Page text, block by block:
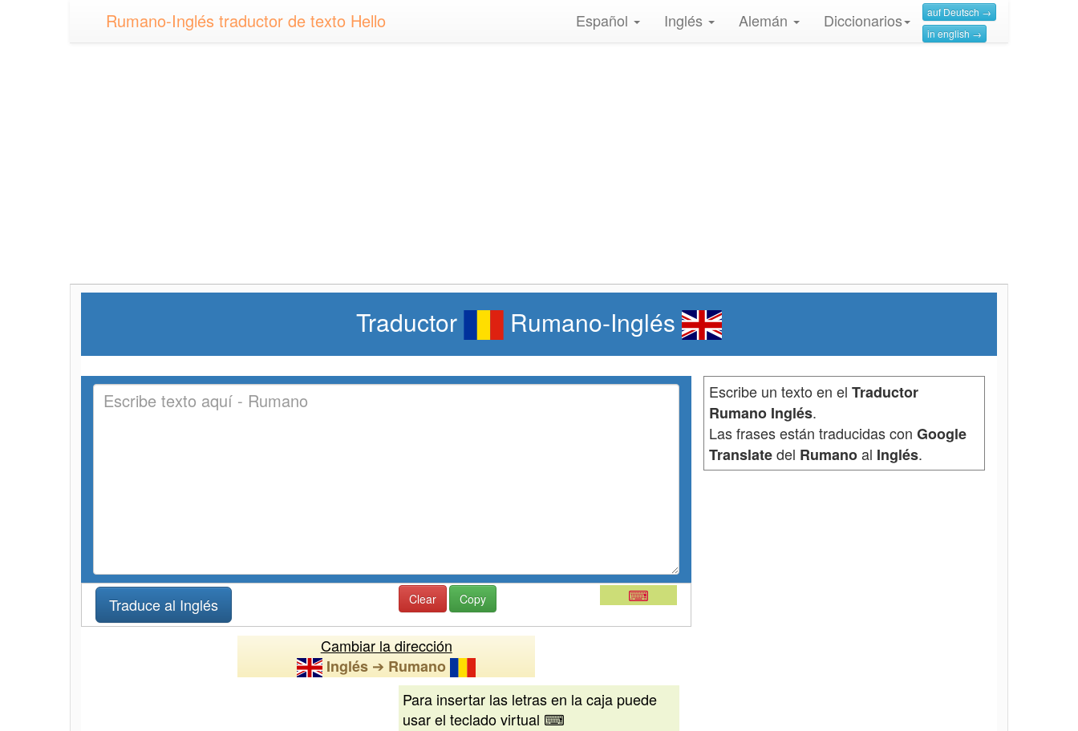
Rumano-Inglés traductor de texto Hello
auf Deutsch →
in english →
Diccionarios
Alemán
Inglés
Español
Traductor Rumano-Inglés
Clear Copy ⌨
Cambiar la dirección
Inglés ➔ Rumano
Para insertar las letras en la caja puede
usar el teclado virtual ⌨
Escribe un texto en elTraductor
Rumano Inglés.
Las frases están traducidas conGoogle
Translatedel Rumanoal Inglés.